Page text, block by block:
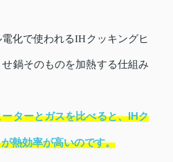
化で使われるIHクッキングヒ
鍋そのものを加熱する仕組み
ターとガスを比べると、IHク
熱効率が高いのです。